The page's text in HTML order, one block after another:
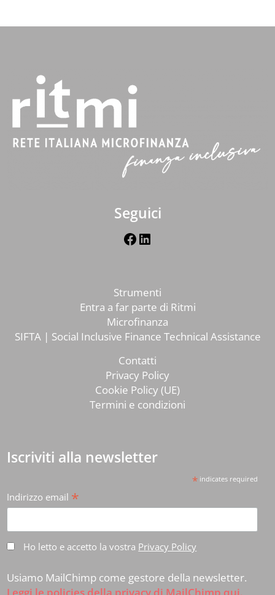
Seguici
Facebook
Strumenti
Entra a far parte di Ritmi
Microfinanza
SIFTA | Social Inclusive Finance Technical Assistance
Contatti
Privacy Policy
Cookie Policy (UE)
Termini e condizioni
Iscriviti alla newsletter
*indicates required
Indirizzo email *
Ho letto e accetto la vostra Privacy Policy
Usiamo MailChimp come gestore della newsletter.
Leggi le policies della privacy di MailChimp qui.